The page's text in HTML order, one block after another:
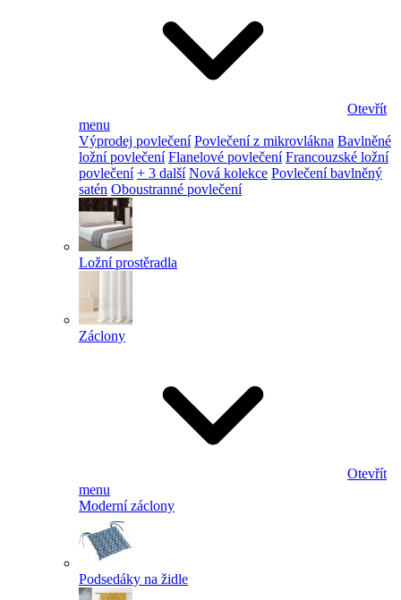
Otevřít
menu
Výprodej povlečení Povlečení z mikrovlákna Bavlněné
ložní povlečení Flanelové povlečení Francouzské ložní
povlečení + 3 další Nová kolekce Povlečení bavlněný
satén Oboustranné povlečení
Ložní prostěradla
Záclony
Otevřít
menu
Moderní záclony
Podsedáky na židle